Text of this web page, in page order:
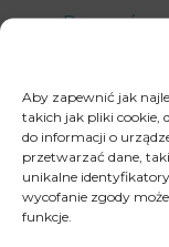
Aby zapewnić jak
takich jak pliki cookie,
do informacji o
przetwarzać dane,
unikalne
wycofanie zgody
funkcje.
Uznanie
Ustalenie
zarządzeń,